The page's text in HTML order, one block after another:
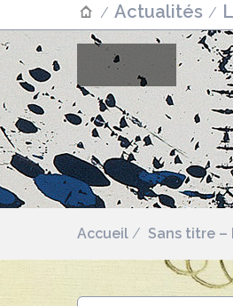
Actualités
Accueil Sans titre –